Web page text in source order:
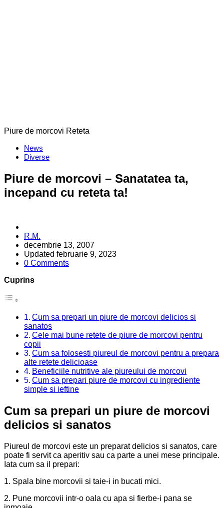
Piure de morcovi Reteta
Categories
News
Diverse
Piure de morcovi – Sanatatea ta,
incepand cu reteta ta!
Posted
by
R.M.
decembrie 13, 2007
Updated februarie 9, 2023
0 Comments
Cuprins
Cum sa prepari un piure de morcovi delicios si
sanatos
Cele mai bune retete de piure de morcovi pentru
copii
Cum sa folosesti piureul de morcovi pentru a prepara
alte retete delicioase
Beneficiile nutritive ale piureului de morcovi
Cum sa prepari piure de morcovi cu ingrediente
simple si ieftine
Cum sa prepari un piure de morcovi
delicios si sanatos
Piureul de morcovi este un preparat delicios si sanatos, care
poate fi servit ca aperitiv sau ca parte a unei mese principale.
Iata cum sa il prepari:
1. Spala bine morcovii si taie-i in bucati mici.
2. Pune morcovii intr-o oala cu apa si fierbe-i pana se